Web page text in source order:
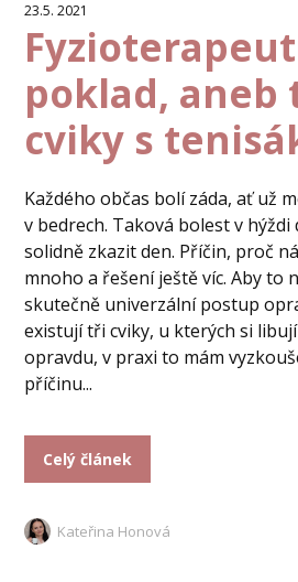
23.5. 2021
poklad, aneb
cviky s
Každého občas bolí záda, ať už
v bedrech. Taková bolest v hýždi
solidně zkazit den. Příčin, proč
mnoho a řešení ještě víc. Aby to
skutečně univerzální postup
existují tři cviky, u kterých si
opravdu, v praxi to mám
příčinu...
Celý článek
Kateřina Honová